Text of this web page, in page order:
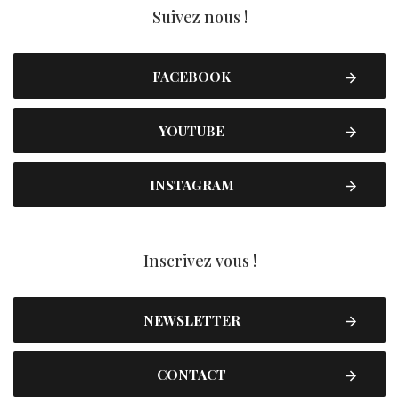
Suivez nous !
FACEBOOK
YOUTUBE
INSTAGRAM
Inscrivez vous !
NEWSLETTER
CONTACT